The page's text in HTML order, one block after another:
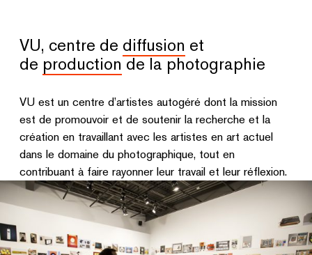
VU, centre de diffusion et
de production de la photographie
VU est un centre d’artistes autogéré dont la mission
est de promouvoir et de soutenir la recherche et la
création en travaillant avec les artistes en art actuel
dans le domaine du photographique, tout en
contribuant à faire rayonner leur travail et leur réflexion.